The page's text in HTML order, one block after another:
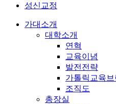
성신교정
가대소개
대학소개
연혁
교육이념
발전전략
가톨릭교육브
조직도
총장실